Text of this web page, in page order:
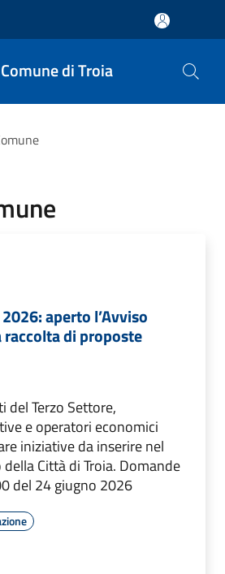
Comune di Troia
aperto l’Avviso
di proposte
del Terzo Settore,
e operatori economici
iniziative da inserire nel
Città di Troia. Domande
del 24 giugno 2026